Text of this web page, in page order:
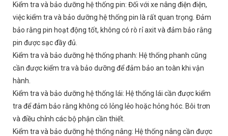
Kiểm tra và bảo dưỡng hệ thống pin: Đối với xe nâng điện điện,
việc kiểm tra và bảo dưỡng hệ thống pin là rất quan trọng. Đảm
bảo rằng pin hoạt động tốt, không có rò rỉ axit và đảm bảo rằng
pin được sạc đầy đủ.
Kiểm tra và bảo dưỡng hệ thống phanh: Hệ thống phanh cũng
cần được kiểm tra và bảo dưỡng để đảm bảo an toàn khi vận
hành.
Kiểm tra và bảo dưỡng hệ thống lái: Hệ thống lái cần được kiểm
tra để đảm bảo rằng không có lỏng lẻo hoặc hỏng hóc. Bôi trơn
và điều chỉnh các bộ phận cần thiết.
Kiểm tra và bảo dưỡng hệ thống nâng: Hệ thống nâng cần được